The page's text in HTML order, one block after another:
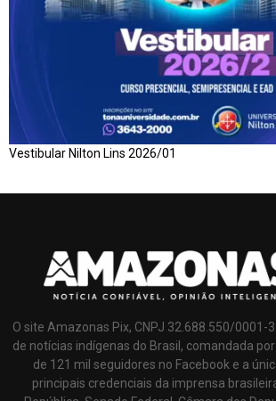
Vestibular Nilton Lins 2026/01
O site Amazonas Pix, CNPJ 32.688.550/0001-
de notícias indígenas do Brasil, comandada
de 121 mil seguidores no Facebook e a
principais credenciais da imprensa